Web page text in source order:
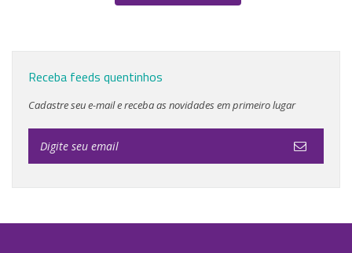
Receba feeds quentinhos
Cadastre seu e-mail e receba as novidades em primeiro lugar